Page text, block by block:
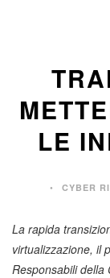
LE
CYBER
La rapida
virtualizzazione, il
Responsabili